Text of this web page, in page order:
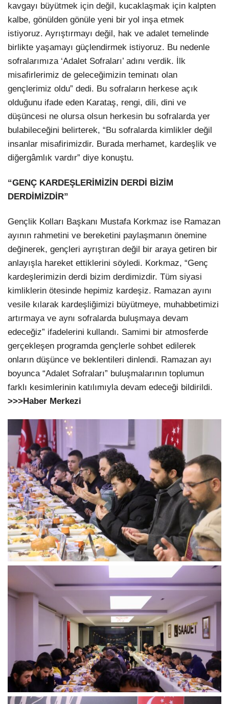
kavgayı büyütmek için değil, kucaklaşmak için kalpten
kalbe, gönülden gönüle yeni bir yol inşa etmek
istiyoruz. Ayrıştırmayı değil, hak ve adalet temelinde
birlikte yaşamayı güçlendirmek istiyoruz. Bu nedenle
sofralarımıza ‘Adalet Sofraları’ adını verdik. İlk
misafirlerimiz de geleceğimizin teminatı olan
gençlerimiz oldu” dedi. Bu sofraların herkese açık
olduğunu ifade eden Karataş, rengi, dili, dini ve
düşüncesi ne olursa olsun herkesin bu sofralarda yer
bulabileceğini belirterek, “Bu sofralarda kimlikler değil
insanlar misafirimizdir. Burada merhamet, kardeşlik ve
diğergâmlık vardır” diye konuştu.
“GENÇ KARDEŞLERİMİZİN DERDİ BİZİM
DERDİMİZDİR”
Gençlik Kolları Başkanı Mustafa Korkmaz ise Ramazan
ayının rahmetini ve bereketini paylaşmanın önemine
değinerek, gençleri ayrıştıran değil bir araya getiren bir
anlayışla hareket ettiklerini söyledi. Korkmaz, “Genç
kardeşlerimizin derdi bizim derdimizdir. Tüm siyasi
kimliklerin ötesinde hepimiz kardeşiz. Ramazan ayını
vesile kılarak kardeşliğimizi büyütmeye, muhabbetimizi
artırmaya ve aynı sofralarda buluşmaya devam
edeceğiz” ifadelerini kullandı. Samimi bir atmosferde
gerçekleşen programda gençlerle sohbet edilerek
onların düşünce ve beklentileri dinlendi. Ramazan ayı
boyunca “Adalet Sofraları” buluşmalarının toplumun
farklı kesimlerinin katılımıyla devam edeceği bildirildi.
>>>Haber Merkezi